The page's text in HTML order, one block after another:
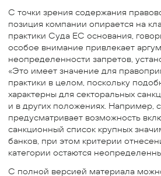
С точки зрения содержания
позиция компании опирается на
практики Суда ЕС основания,
особое внимание привлекает
неопределенности запретов,
«Это имеет значение для
практики в целом, поскольку
характерны для секторальных
и в других положениях. Например,
предусматривает возможность
санкционный список крупных
банков, при этом критерии
категории остаются
С полной версией материала